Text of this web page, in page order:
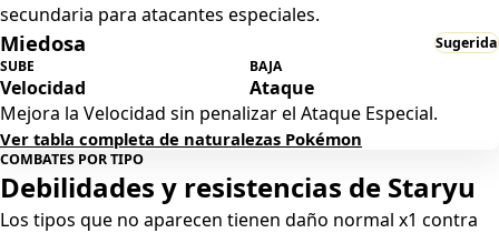
secundaria para atacantes especiales.
Miedosa
Sugerida
SUBE
Velocidad
BAJA
Ataque
Mejora la Velocidad sin penalizar el Ataque Especial.
Ver tabla completa de naturalezas Pokémon
COMBATES POR TIPO
Debilidades y resistencias de Staryu
Los tipos que no aparecen tienen daño normal x1 contra